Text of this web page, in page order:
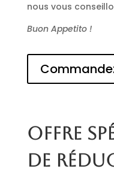
nous vous
Buon Appetito !
Offre
de